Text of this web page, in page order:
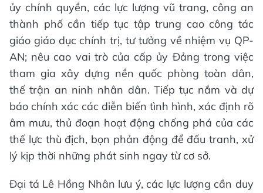
ủy chính quyền, các lực lượng vũ trang, công an
thành phố cần tiếp tục tập trung cao công tác
giáo giáo dục chính trị, tư tưởng về nhiệm vụ QP-
AN; nêu cao vai trò của cấp ủy Đảng trong việc
tham gia xây dựng nền quốc phòng toàn dân,
thế trận an ninh nhân dân. Tiếp tục nắm và dự
báo chính xác các diễn biến tình hình, xác định rõ
âm mưu, thủ đoạn hoạt động chống phá của các
thế lực thù địch, bọn phản động để đấu tranh, xử
lý kịp thời những phát sinh ngay từ cơ sở.
Đại tá Lê Hồng Nhân lưu ý, các lực lượng cần duy